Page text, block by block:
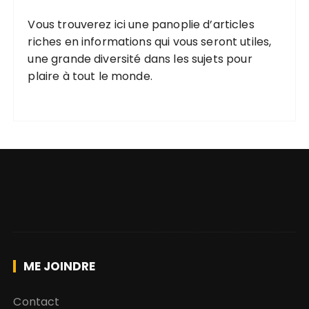
Vous trouverez ici une panoplie d’articles
riches en informations qui vous seront utiles,
une grande diversité dans les sujets pour
plaire à tout le monde.
ME JOINDRE
Contact